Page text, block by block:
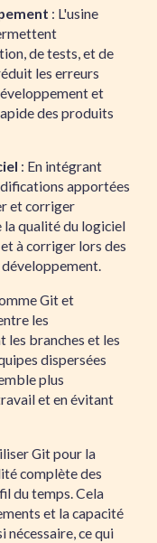
: L'usine
de tests, et de
les erreurs
et
des produits
: En intégrant
apportées
et corriger
la qualité du logiciel
à corriger lors des
développement.
Git et
les
les branches et les
dispersées
plus
et en évitant
Git pour la
complète des
du temps. Cela
et la capacité
nécessaire, ce qui